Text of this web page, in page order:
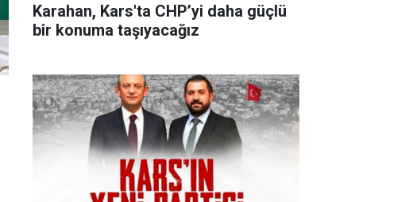
Karahan, Kars'ta CHP’yi daha güçlü
bir konuma taşıyacağız